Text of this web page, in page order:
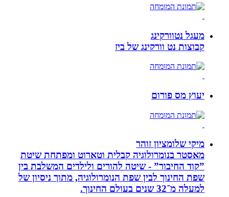
מעגל נטוורקינג
קבוצות נט וורקינג של ביז
יעוץ מס פורום
מיקי שלומציון זוהר
מאסטר בנומרולוגיה קבלית וטארוט ומפתחת שיטת
”קוד החיבור” - שיטה להורים ולילדים המשלבת בין
שפת החינוך לבין שפת הנומרולוגיה, מתוך ניסיון של
למעלה מ־32 שנים בעולם החינוך.